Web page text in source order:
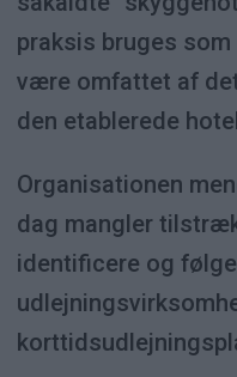
praksis bruges
være omfattet af
den etablerede
Organisationen
dag mangler
identificere og